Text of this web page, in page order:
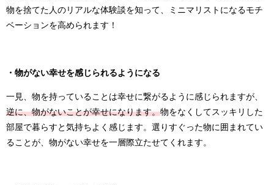
物を捨てた人のリアルな体験談を知って、ミニマリストになるモチ
ベーションを高められます！
・物がない幸せを感じられるようになる
一見、物を持っていることは幸せに繋がるように感じられますが、
逆に、物がないことが幸せになります。物をなくしてスッキリした
部屋で暮らすと気持ちよく感じます。選りすぐった物に囲まれてい
ることが、物がない幸せを一層際立たせてくれます。